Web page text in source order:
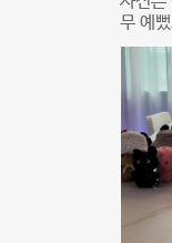
무 예